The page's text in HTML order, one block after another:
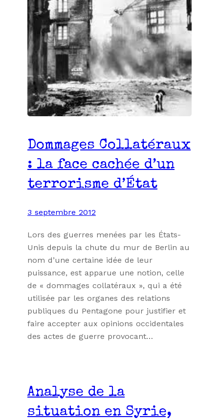
Dommages Collatéraux
: la face cachée d’un
terrorisme d’État
3 septembre 2012
Lors des guerres menées par les États-
Unis depuis la chute du mur de Berlin au
nom d’une certaine idée de leur
puissance, est apparue une notion, celle
de « dommages collatéraux », qui a été
utilisée par les organes des relations
publiques du Pentagone pour justifier et
faire accepter aux opinions occidentales
des actes de guerre provocant…
Analyse de la
situation en Syrie,